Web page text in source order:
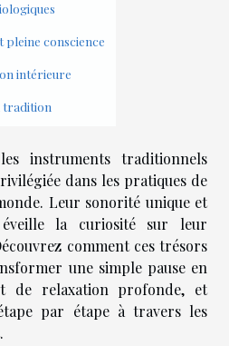
pleine conscience
intérieure
tradition
instruments traditionnels
dans les pratiques de
Leur sonorité unique et
la curiosité sur leur
comment ces trésors
une simple pause en
de relaxation profonde, et
par étape à travers les